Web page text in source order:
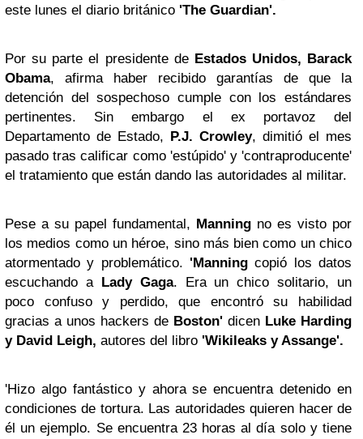
este lunes el diario británico 'The Guardian'.
Por su parte el presidente de Estados Unidos, Barack
Obama, afirma haber recibido garantías de que la
detención del sospechoso cumple con los estándares
pertinentes. Sin embargo el ex portavoz del
Departamento de Estado,
P.J. Crowley, dimitió el mes
pasado tras calificar como 'estúpido' y 'contraproducente'
el tratamiento que están dando las autoridades al militar.
Pese a su papel fundamental, Manning no es visto por
los medios como un héroe, sino más bien como un chico
atormentado y problemático. 'Manning copió los datos
escuchando a
Lady Gaga. Era un chico solitario, un
poco confuso y perdido, que encontró su habilidad
gracias a unos hackers de Boston' dicen Luke Harding
y David Leigh, autores del libro 'Wikileaks y Assange'.
'Hizo algo fantástico y ahora se encuentra detenido en
condiciones de tortura. Las autoridades quieren hacer de
él un ejemplo. Se encuentra 23 horas al día solo y tiene